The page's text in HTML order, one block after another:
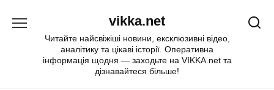
vikka.net
Читайте найсвіжіші новини, ексклюзивні відео,
аналітику та цікаві історії. Оперативна
інформація щодня — заходьте на VIKKA.net та
дізнавайтеся більше!